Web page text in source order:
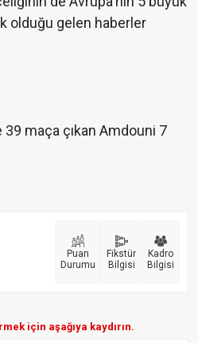
olduğu gelen haberler
maça çıkan Amdouni 7
Puan
Durumu
Fikstür
Bilgisi
Kadro
Bilgisi
için aşağıya kaydırın.